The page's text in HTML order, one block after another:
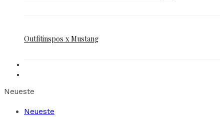
Outfitinspos x Mustang
Neueste
Neueste